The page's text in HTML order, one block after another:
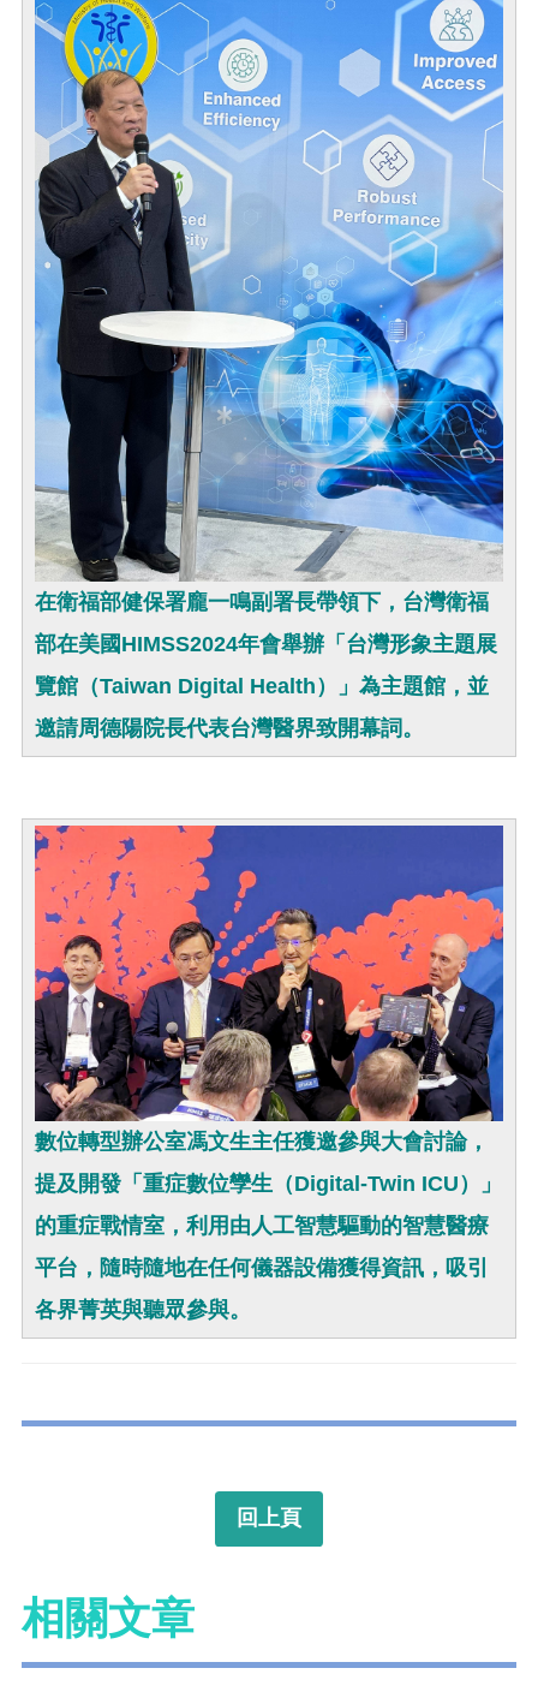
在衛福部健保署龐一鳴副署長帶領下，台灣衛福
部在美國HIMSS2024年會舉辦「台灣形象主題展
覽館（Taiwan Digital Health）」為主題館，並
邀請周德陽院長代表台灣醫界致開幕詞。
數位轉型辦公室馮文生主任獲邀參與大會討論，
提及開發「重症數位孿生（Digital-Twin ICU）」
的重症戰情室，利用由人工智慧驅動的智慧醫療
平台，隨時隨地在任何儀器設備獲得資訊，吸引
各界菁英與聽眾參與。
回上頁
相關文章